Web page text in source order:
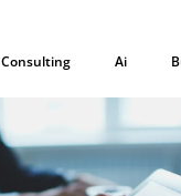
Consulting Ai